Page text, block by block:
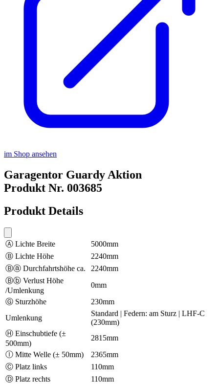
im Shop ansehen
Garagentor Guardy Aktion
Produkt Nr. 003685
Produkt Details
Ⓐ Lichte Breite
5000mm
Ⓑ Lichte Höhe
2240mm
Ⓑⓐ Durchfahrtshöhe ca.
2240mm
Ⓑⓑ Verlust Höhe
/Umlenkung
0mm
Ⓖ Sturzhöhe
230mm
Umlenkung
Standard | Federn: am Sturz | LHF-C
(230mm)
Ⓗ Einschubtiefe (±
500mm)
2815mm
Ⓘ Mitte Welle (± 50mm)
2365mm
Ⓒ Platz links
110mm
Ⓓ Platz rechts
110mm